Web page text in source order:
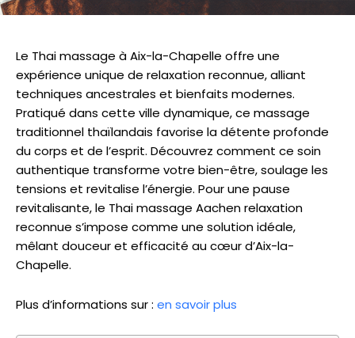
Le Thai massage à Aix-la-Chapelle offre une
expérience unique de relaxation reconnue, alliant
techniques ancestrales et bienfaits modernes.
Pratiqué dans cette ville dynamique, ce massage
traditionnel thaïlandais favorise la détente profonde
du corps et de l’esprit. Découvrez comment ce soin
authentique transforme votre bien-être, soulage les
tensions et revitalise l’énergie. Pour une pause
revitalisante, le Thai massage Aachen relaxation
reconnue s’impose comme une solution idéale,
mêlant douceur et efficacité au cœur d’Aix-la-
Chapelle.
Plus d’informations sur : en savoir plus